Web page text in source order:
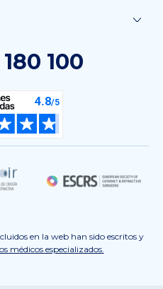
100
en la web han sido escritos y
médicos especializados.